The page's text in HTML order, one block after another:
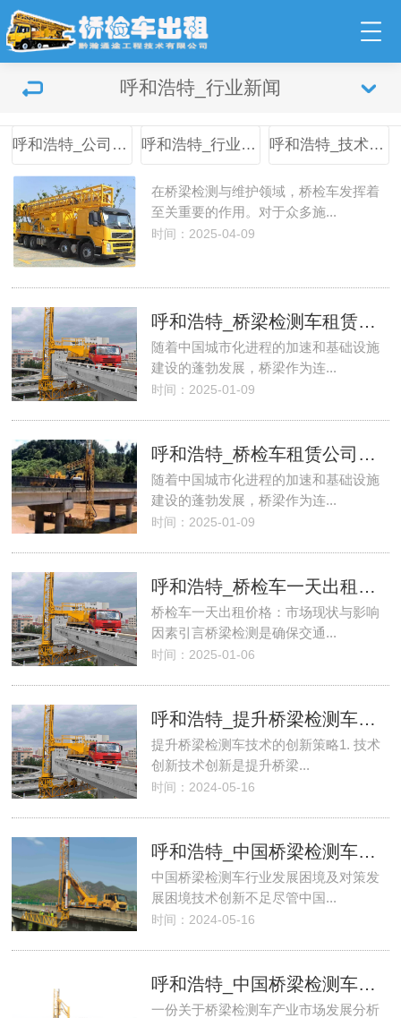
呼和浩特_行业新闻
呼和浩特_公司新闻 呼和浩特_行业新闻 呼和浩特_技术之窗
在桥梁检测与维护领域，桥检车发挥着
至关重要的作用。对于众多施...
时间：2025-04-09
呼和浩特_桥梁检测车租赁网：构建桥梁安全的数字化桥梁
随着中国城市化进程的加速和基础设施
建设的蓬勃发展，桥梁作为连...
时间：2025-01-09
呼和浩特_桥检车租赁公司：保障桥梁安全的幕后英雄
随着中国城市化进程的加速和基础设施
建设的蓬勃发展，桥梁作为连...
时间：2025-01-09
呼和浩特_桥检车一天出租价格：市场现状与影响因素
桥检车一天出租价格：市场现状与影响
因素引言桥梁检测是确保交通...
时间：2025-01-06
呼和浩特_提升桥梁检测车技术的创新策略
提升桥梁检测车技术的创新策略1. 技术
创新技术创新是提升桥梁...
时间：2024-05-16
呼和浩特_中国桥梁检测车行业发展困境及对策
中国桥梁检测车行业发展困境及对策发
展困境技术创新不足尽管中国...
时间：2024-05-16
呼和浩特_中国桥梁检测车产业竞争现状及投资战略规划报告
一份关于桥梁检测车产业市场发展分析